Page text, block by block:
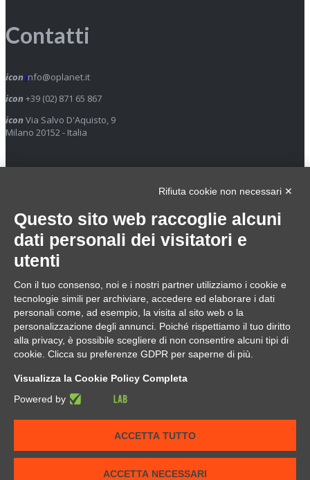
Contatti
icon info@oplanet.it
icon +39 (02) 871 65 867
icon Via Salvo D'Aquisto, 9
Milano 20152 - Italia
Orario di apertura
Dal Lunedì al Venerdì
Pomeriggio : 14.30 / 18.30
Domenica e festivi solo su reperibilità
To Top
Home
© 2023 Oplà srl. All Rights Reserved - p.Iva 09006180963
Please publish modules inoffcanvasposition.
Rifiuta cookie non necessari ✕
Questo sito web raccoglie alcuni
dati personali dei visitatori e
utenti
Con il tuo consenso, noi e i nostri partner utilizziamo i cookie e
tecnologie simili per archiviare, accedere ed elaborare i dati
personali come, ad esempio, la visita al sito web o la
personalizzazione degli annunci. Poiché rispettiamo il tuo diritto
alla privacy, è possibile scegliere di non consentire alcuni tipi di
cookie. Clicca su preferenze GDPR per saperne di più.
Visualizza la Cookie Policy Completa
Powered by
ACCETTA TUTTO
ACCETTA NECESSARI